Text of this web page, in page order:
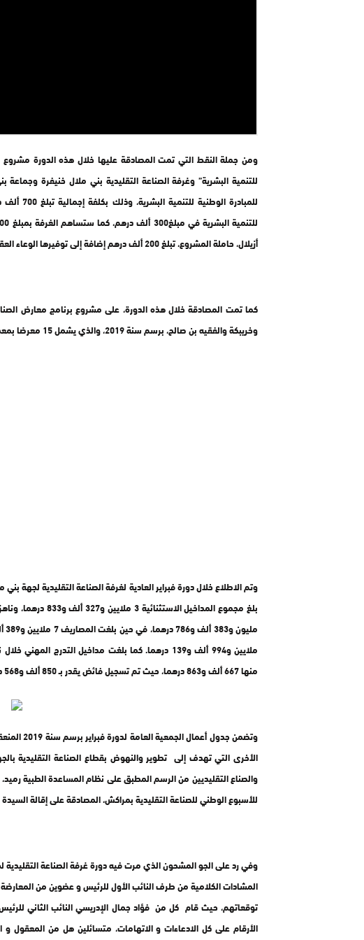
ومن جملة النقط التي تمت المصادقة عليها خلال هذه الدورة مشروع
للتنمية البشرية” وغرفة الصناعة التقليدية بني ملال خنيفرة وجماعة
للمبادرة
أزيلال، حاملة المشروع، تبلغ 200 ألف درهم إضافة إلى توفيرها الوعاء العقاري.
كما تمت المصادقة خلال هذه الدورة، على مشروع برنامج معارض
وخريبكة والفقيه بن صالح، برسم سنة 2019، والذي يشمل 15 معرضا بمعدل ثلاثة معارض لكل إقليم.
منها 667 ألف و863 درهما، حيث تم تسجيل فائض يقدر بـ 850 ألف و568 درهما.
وتضمن
الأخرى التي تهدف إلى تطوير والنهوض بقطاع الصناعة التقليدية
والصناع التقليديين من الرسم المطبق على نظام المساعدة الطبية
للأسبوع الوطني للصناعة التقليدية بمراكش، المصادقة على إقالة
وفي رد على الجو المشحون الذي مرت فيه دورة غرفة الصناعة
المشادات الكلامية من طرف النائب الأول للرئيس و عضوين من
توقعاتهم، حيث قام كل من فؤاد جمال الإدريسي النائب الثاني